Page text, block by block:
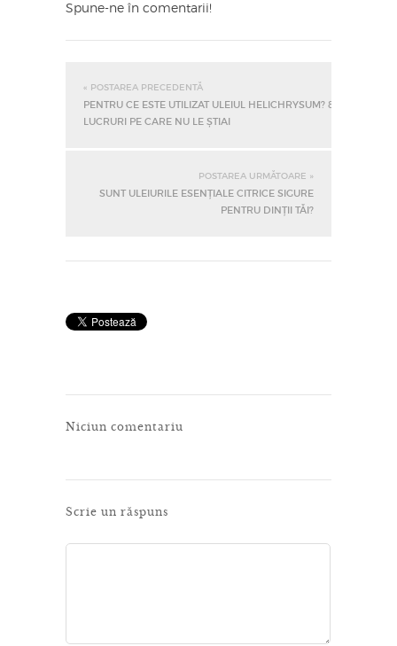
Spune-ne în comentarii!
« POSTAREA PRECEDENTĂ
PENTRU CE ESTE UTILIZAT ULEIUL HELICHRYSUM? 8
LUCRURI PE CARE NU LE ȘTIAI
POSTAREA URMĂTOARE »
SUNT ULEIURILE ESENȚIALE CITRICE SIGURE
PENTRU DINȚII TĂI?
Niciun comentariu
Scrie un răspuns